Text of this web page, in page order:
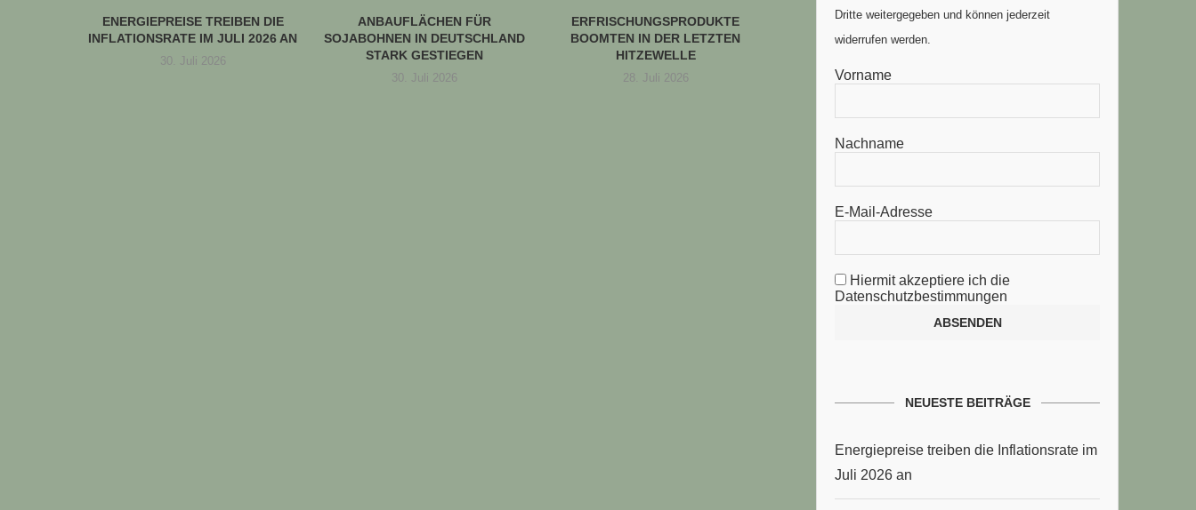
ENERGIEPREISE TREIBEN DIE
INFLATIONSRATE IM JULI 2026 AN
30. Juli 2026
ANBAUFLÄCHEN FÜR
SOJABOHNEN IN DEUTSCHLAND
STARK GESTIEGEN
30. Juli 2026
ERFRISCHUNGSPRODUKTE
BOOMTEN IN DER LETZTEN
HITZEWELLE
28. Juli 2026
Dritte weitergegeben und können jederzeit
widerrufen werden.
Vorname
Nachname
E-Mail-Adresse
Hiermit akzeptiere ich die
Datenschutzbestimmungen
NEUESTE BEITRÄGE
Energiepreise treiben die Inflationsrate im
Juli 2026 an